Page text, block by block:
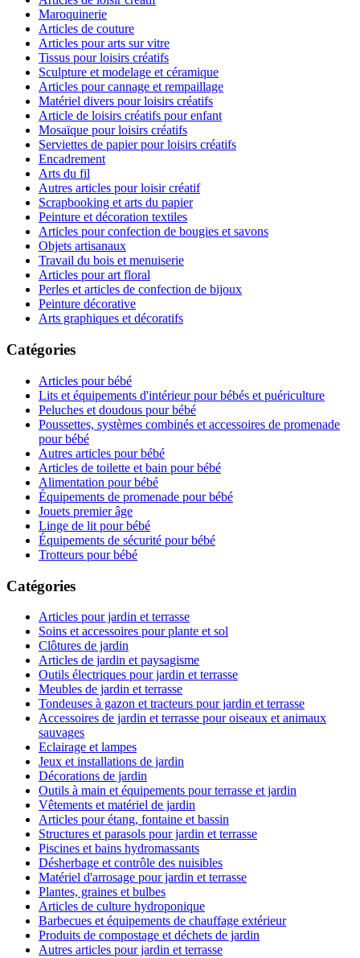
Maroquinerie
Articles de couture
Articles pour arts sur vitre
Tissus pour loisirs créatifs
Sculpture et modelage et céramique
Articles pour cannage et rempaillage
Matériel divers pour loisirs créatifs
Article de loisirs créatifs pour enfant
Mosaïque pour loisirs créatifs
Serviettes de papier pour loisirs créatifs
Encadrement
Arts du fil
Autres articles pour loisir créatif
Scrapbooking et arts du papier
Peinture et décoration textiles
Articles pour confection de bougies et savons
Objets artisanaux
Travail du bois et menuiserie
Articles pour art floral
Perles et articles de confection de bijoux
Peinture décorative
Arts graphiques et décoratifs
Catégories
Articles pour bébé
Lits et équipements d'intérieur pour bébés et puériculture
Peluches et doudous pour bébé
Poussettes, systèmes combinés et accessoires de promenade
pour bébé
Autres articles pour bébé
Articles de toilette et bain pour bébé
Alimentation pour bébé
Équipements de promenade pour bébé
Jouets premier âge
Linge de lit pour bébé
Équipements de sécurité pour bébé
Trotteurs pour bébé
Catégories
Articles pour jardin et terrasse
Soins et accessoires pour plante et sol
Clôtures de jardin
Articles de jardin et paysagisme
Outils électriques pour jardin et terrasse
Meubles de jardin et terrasse
Tondeuses à gazon et tracteurs pour jardin et terrasse
Accessoires de jardin et terrasse pour oiseaux et animaux
sauvages
Eclairage et lampes
Jeux et installations de jardin
Décorations de jardin
Outils à main et équipements pour terrasse et jardin
Vêtements et matériel de jardin
Articles pour étang, fontaine et bassin
Structures et parasols pour jardin et terrasse
Piscines et bains hydromassants
Désherbage et contrôle des nuisibles
Matériel d'arrosage pour jardin et terrasse
Plantes, graines et bulbes
Articles de culture hydroponique
Barbecues et équipements de chauffage extérieur
Produits de compostage et déchets de jardin
Autres articles pour jardin et terrasse